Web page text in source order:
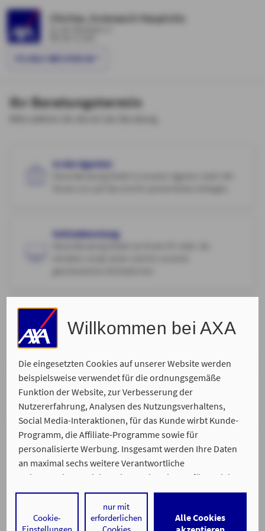
Willkommen bei AXA
Die eingesetzten Cookies auf unserer Website werden
beispielsweise verwendet für die ordnungsgemäße
Funktion der Website, zur Verbesserung der
Nutzererfahrung, Analysen des Nutzungsverhaltens,
Social Media-Interaktionen, für das Kunde wirbt Kunde-
Programm, die Affiliate-Programme sowie für
personalisierte Werbung. Insgesamt werden Ihre Daten
an maximal sechs weitere Verantwortliche
weitergegeben. Bei dem Einsatz der Dienste für Social
Media-Interaktionen und personalisierte Werbung
werden regelmäßig durch den jeweiligen Anbieter
individuelle Profile angelegt und mit Daten von anderen
Alle Cookies
nur mit
erforderlichen
Cookie-
Chichar, Avienasch Hauptsitz
FILIALE WECHSELN
Ihr Beratungstermin
In der Agentur
Onlineberatung
Ort Ihrer Wahl
Wir kommen zu Ihnen und nehmen uns Zeit für Ihr
Telefonisch
Wir rufen Sie zurück. Bitte suchen Sie sich Ihren
Wunschtermin aus, zu dem wir Sie erreichen.
Ein Service von